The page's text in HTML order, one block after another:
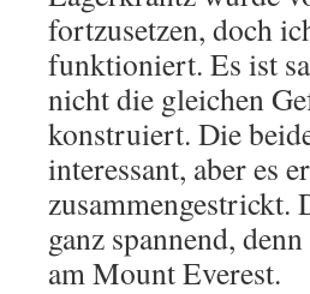
fortzusetzen, doch
funktioniert. Es ist
nicht die gleichen
konstruiert. Die
interessant, aber es
zusammengestrickt.
ganz spannend,
am Mount Everest.